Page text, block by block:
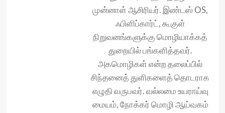
முன்னாள் ஆசிரியர். இண்டஸ் OS,
ஃபிளிப்கார்ட், கூகுள்
நிறுவனங்களுக்கு மொழியாக்கத்
துறையில் பங்களித்தவர்.
அகமொழிகள் என்ற தலைப்பில்
சிந்தனைத் துளிகளைத் தொடராக
எழுதி வருபவர். வல்லமை உயராய்வு
மையம், நோக்கர் மொழி ஆய்வகம்